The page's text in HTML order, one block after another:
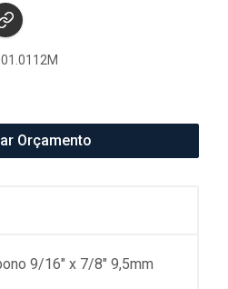
Orçamento
9/16" x 7/8" 9,5mm